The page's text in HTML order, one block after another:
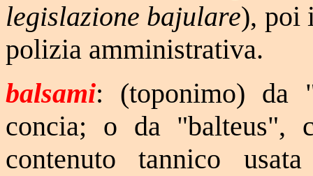
legislazione bajulare), poi
polizia amministrativa.
balsami: (toponimo) da
concia; o da "balteus",
contenuto tannico